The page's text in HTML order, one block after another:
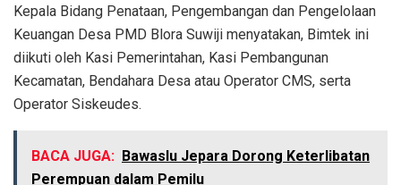
Kepala Bidang Penataan, Pengembangan dan Pengelolaan
Keuangan Desa PMD Blora Suwiji menyatakan, Bimtek ini
diikuti oleh Kasi Pemerintahan, Kasi Pembangunan
Kecamatan, Bendahara Desa atau Operator CMS, serta
Operator Siskeudes.
BACA JUGA: Bawaslu Jepara Dorong Keterlibatan
Perempuan dalam Pemilu